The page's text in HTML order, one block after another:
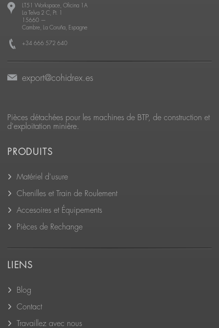
LT51 Workspace, Oficina 1A
La Telva 2 C, Pt. 1
15660 —
Cambre, La Coruña, Espagne
+34 666 572 640
export@cohidrex.es
Pièces détachées pour les machines de BTP, de construction et
d'exploitation minière.
PRODUITS
Matériel d'usure
Chenilles et Train de Roulement
Accesoires et Équipements
Pièces de Rechange
LIENS
Blog
Contact
Travaillez avec nous